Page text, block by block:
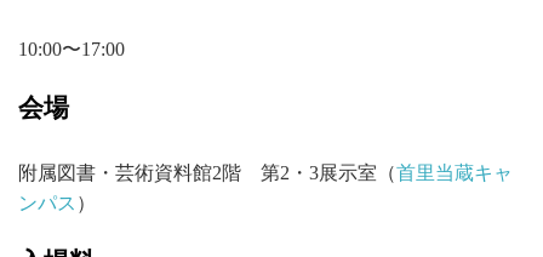
10:00〜17:00
会場
附属図書・芸術資料館2階 第2・3展示室（首里当蔵キャ
ンパス ）